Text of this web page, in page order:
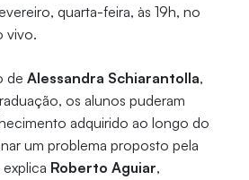
quarta-feira, às 19h, no
vivo.
de Alessandra Schiarantolla,
os alunos puderam
adquirido ao longo do
um problema proposto pela
Roberto Aguiar,